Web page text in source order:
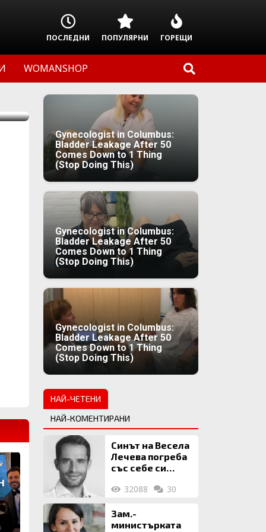
ПОСЛЕДНИ ПОПУЛЯРНИ ГОРЕЩИ
WOMANSHOP
Gynecologist in Columbus:
Bladder Leakage After 50
Comes Down to 1 Thing
(Stop Doing This)
Gynecologist in Columbus:
Bladder Leakage After 50
Comes Down to 1 Thing
(Stop Doing This)
Gynecologist in Columbus:
Bladder Leakage After 50
Comes Down to 1 Thing
(Stop Doing This)
НАЙ-ЧЕТЕНИ
НАЙ-КОМЕНТИРАНИ
Синът на Весела
Лечева погреба
със себе си
млн. евро
32088 30
Зам.-
министърката